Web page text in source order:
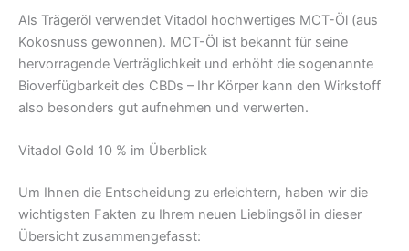
Als Trägeröl verwendet Vitadol hochwertiges MCT-Öl (aus
Kokosnuss gewonnen). MCT-Öl ist bekannt für seine
hervorragende Verträglichkeit und erhöht die sogenannte
Bioverfügbarkeit des CBDs – Ihr Körper kann den Wirkstoff
also besonders gut aufnehmen und verwerten.
Vitadol Gold 10 % im Überblick
Um Ihnen die Entscheidung zu erleichtern, haben wir die
wichtigsten Fakten zu Ihrem neuen Lieblingsöl in dieser
Übersicht zusammengefasst: